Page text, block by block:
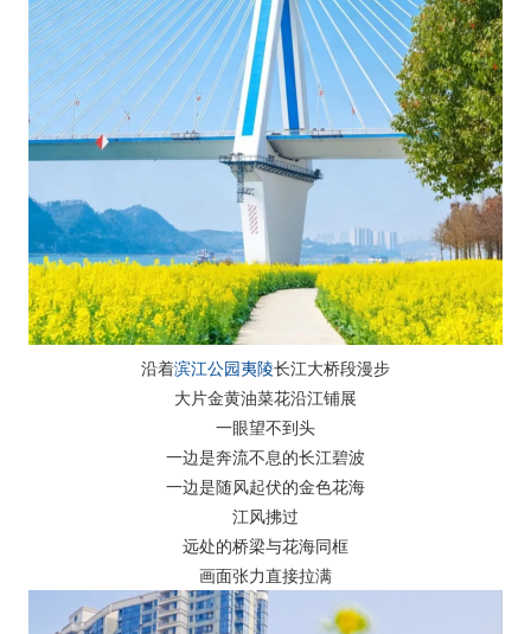
沿着滨江公园夷陵长江大桥段漫步
大片金黄油菜花沿江铺展
一眼望不到头
一边是奔流不息的长江碧波
一边是随风起伏的金色花海
江风拂过
远处的桥梁与花海同框
画面张力直接拉满